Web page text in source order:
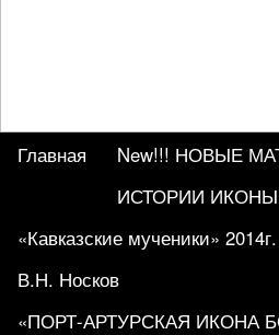
Главная
New!!! НОВЫЕ
ИСТОРИИ ИКОНЫ
«Кавказские мученики»
В.Н. Носков
«ПОРТ-АРТУРСКАЯ ИКОНА